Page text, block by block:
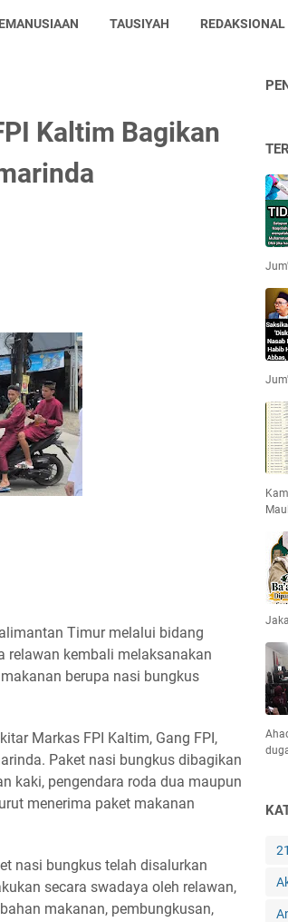
TAUSIYAH REDAKSIONAL
Kaltim Bagikan
Timur melalui bidang
relawan kembali melaksanakan
berupa nasi bungkus
Markas FPI Kaltim, Gang FPI,
Paket nasi bungkus dibagikan
kaki, pengendara roda dua maupun
menerima paket makanan
nasi bungkus telah disalurkan
secara swadaya oleh relawan,
makanan, pembungkusan,